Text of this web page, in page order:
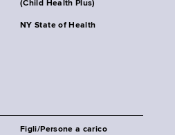
(Child Health Plus)
NY State of Health
Figli/Persone a carico